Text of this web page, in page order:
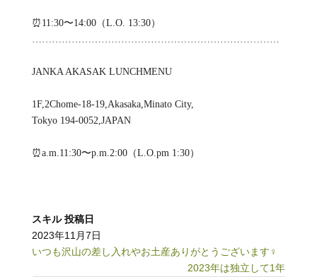
⏰11:30〜14:00（L.O. 13:30）
JANKA AKASAK LUNCHMENU
1F,2Chome-18-19,Akasaka,Minato City,
Tokyo 194-0052,JAPAN
⏰a.m.11:30〜p.m.2:00（L.O.pm 1:30）
スキル 投稿日
2023年11月7日
いつも沢山の差し入れやお土産ありがとうございます‍♀️
2023年は独立して1年